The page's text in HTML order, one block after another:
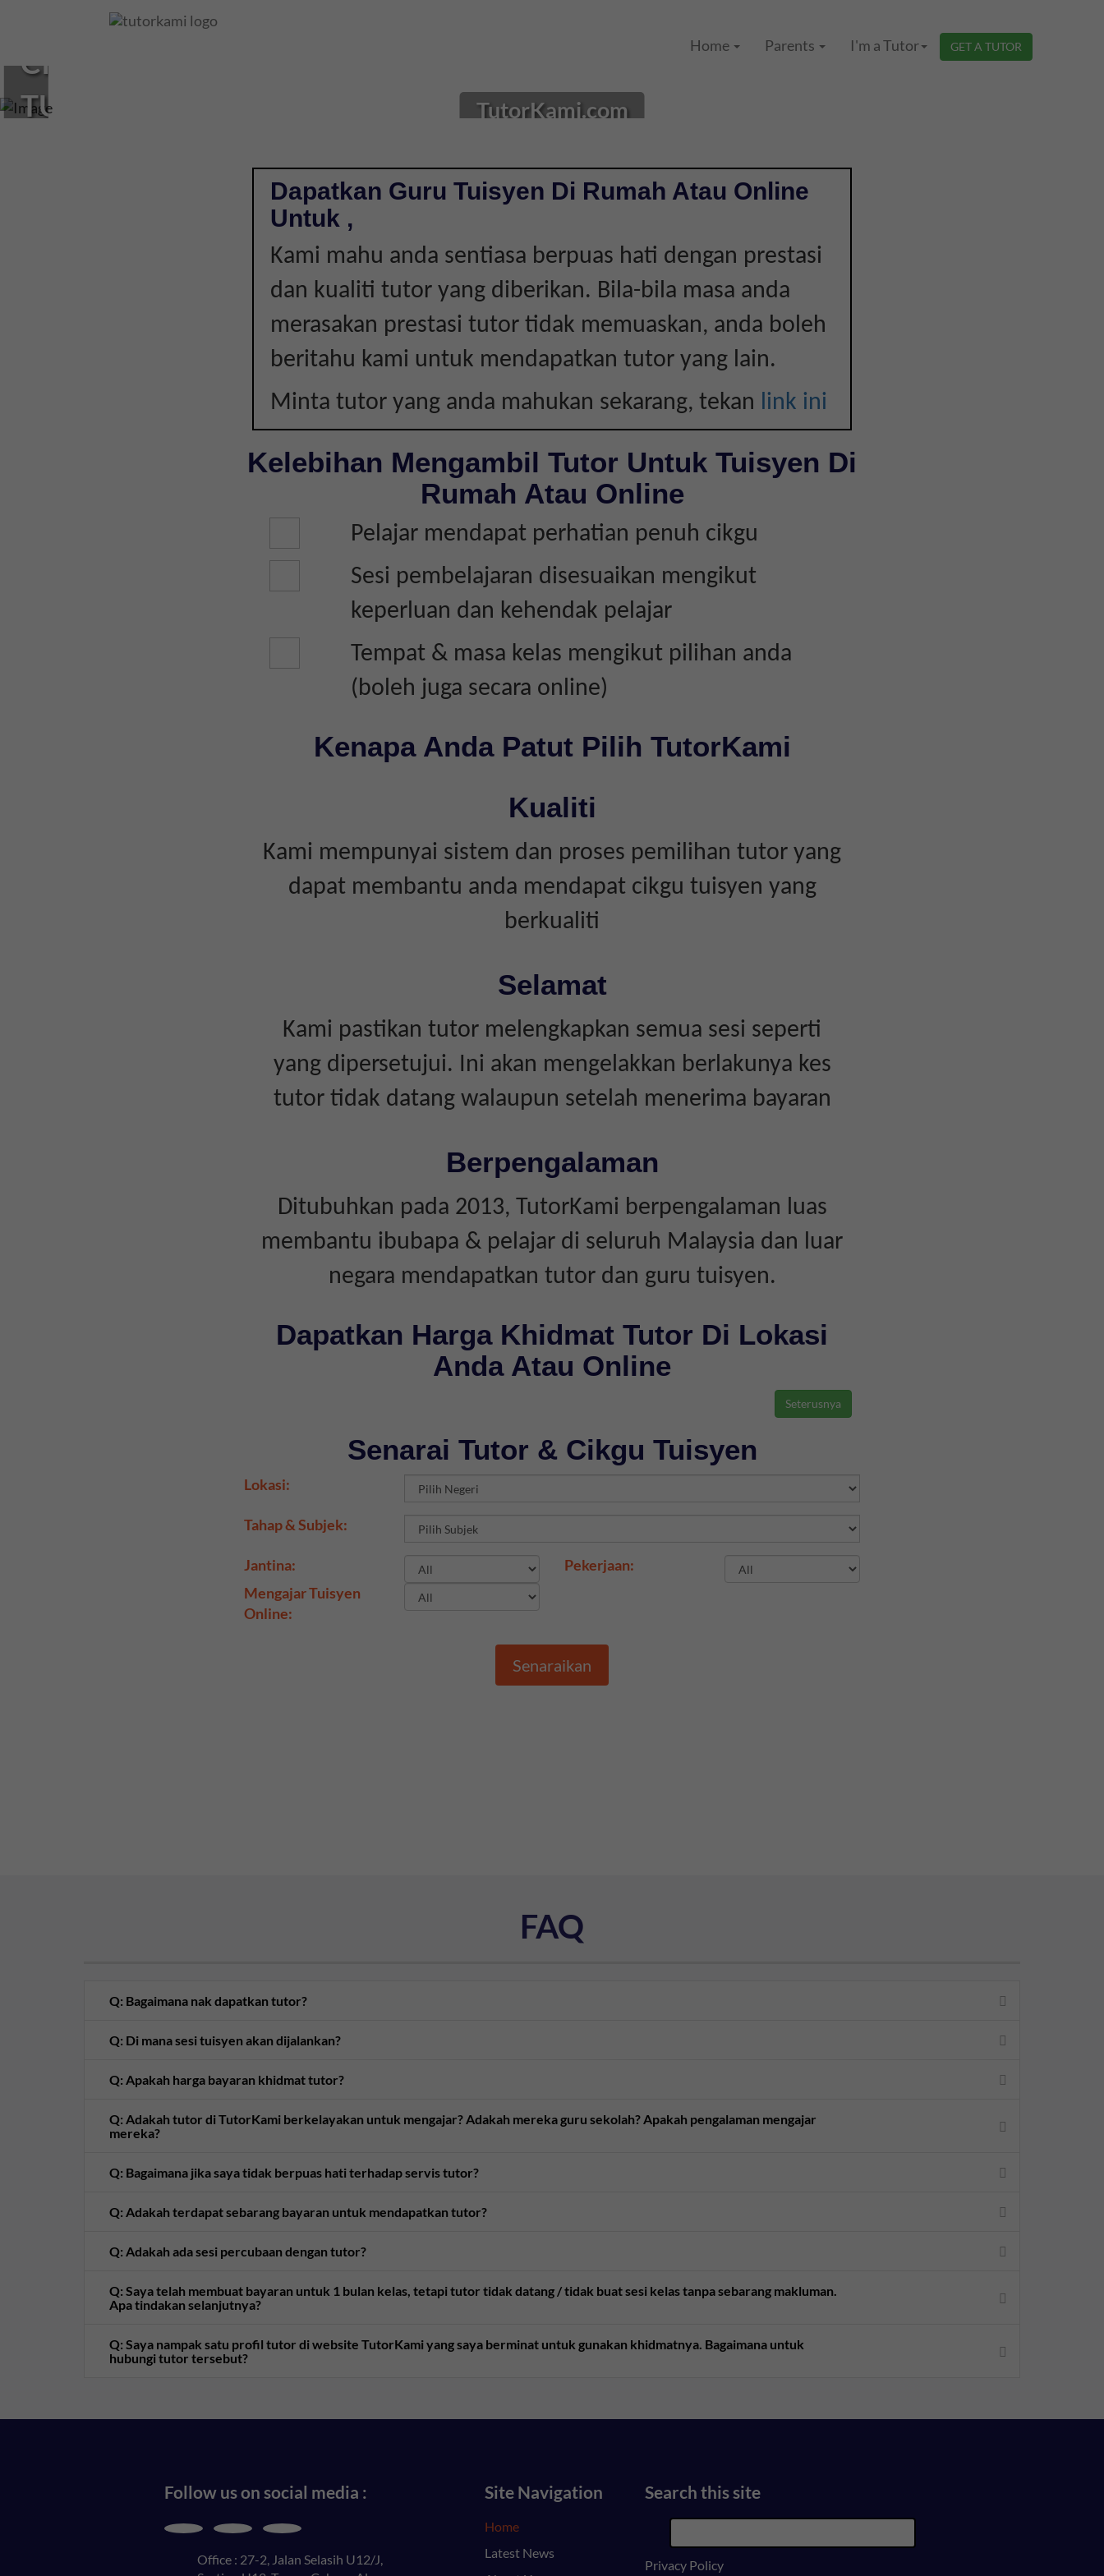
Home
Parents I'm a Tutor GET A TUTOR
CIKGU
TUISYEN
TutorKami.com
Dapatkan Guru Tuisyen Di Rumah Atau Online
Untuk ,
Kami mahu anda sentiasa berpuas hati dengan prestasi
dan kualiti tutor yang diberikan. Bila-bila masa anda
merasakan prestasi tutor tidak memuaskan, anda boleh
beritahu kami untuk mendapatkan tutor yang lain.
Minta tutor yang anda mahukan sekarang, tekan link ini
Kelebihan Mengambil Tutor Untuk Tuisyen Di
Rumah Atau Online
Pelajar mendapat perhatian penuh cikgu
Sesi pembelajaran disesuaikan mengikut
keperluan dan kehendak pelajar
Tempat & masa kelas mengikut pilihan anda
(boleh juga secara online)
Kenapa Anda Patut Pilih TutorKami
Kualiti
Kami mempunyai sistem dan proses pemilihan tutor yang
dapat membantu anda mendapat cikgu tuisyen yang
berkualiti
Selamat
Kami pastikan tutor melengkapkan semua sesi seperti
yang dipersetujui. Ini akan mengelakkan berlakunya kes
tutor tidak datang walaupun setelah menerima bayaran
Berpengalaman
Ditubuhkan pada 2013, TutorKami berpengalaman luas
membantu ibubapa & pelajar di seluruh Malaysia dan luar
negara mendapatkan tutor dan guru tuisyen.
Dapatkan Harga Khidmat Tutor Di Lokasi
Anda Atau Online
Senarai Tutor & Cikgu Tuisyen
Lokasi:
Tahap & Subjek:
Jantina:
Pekerjaan:
Mengajar Tuisyen
Online:
Senaraikan
FAQ
Q: Bagaimana nak dapatkan tutor?
Q: Di mana sesi tuisyen akan dijalankan?
Q: Apakah harga bayaran khidmat tutor?
Q: Adakah tutor di TutorKami berkelayakan untuk mengajar? Adakah mereka guru sekolah? Apakah pengalaman mengajar
mereka?
Q: Bagaimana jika saya tidak berpuas hati terhadap servis tutor?
Q: Adakah terdapat sebarang bayaran untuk mendapatkan tutor?
Q: Adakah ada sesi percubaan dengan tutor?
Q: Saya telah membuat bayaran untuk 1 bulan kelas, tetapi tutor tidak datang / tidak buat sesi kelas tanpa sebarang makluman.
Apa tindakan selanjutnya?
Q: Saya nampak satu profil tutor di website TutorKami yang saya berminat untuk gunakan khidmatnya. Bagaimana untuk
hubungi tutor tersebut?
Follow us on social media :
Office : 27-2, Jalan Selasih U12/J,
Site Navigation
Home
Latest News
Search this site
Privacy Policy